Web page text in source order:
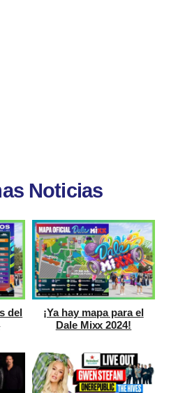
Noticias
del
¡Ya hay mapa para el
Dale Mixx 2024!